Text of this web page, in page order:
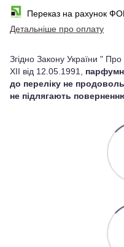
Переказ на рахунок
Детальніше про оплату
Згідно Закону України "
XII від 12.05.1991,
до переліку не
не підлягають